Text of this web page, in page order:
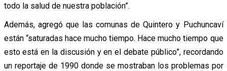
todo la salud de nuestra población”.
Además, agregó que las comunas de Quintero y Puchuncaví
están “saturadas hace mucho tiempo. Hace mucho tiempo que
esto está en la discusión y en el debate público”, recordando
un reportaje de 1990 donde se mostraban los problemas por